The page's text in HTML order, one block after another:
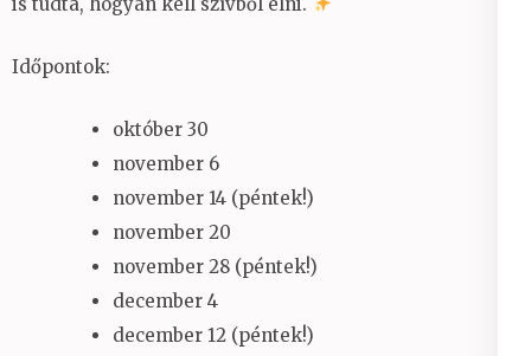
Időpontok:
október 30
november 6
november 14 (péntek!)
november 20
november 28 (péntek!)
december 4
december 12 (péntek!)